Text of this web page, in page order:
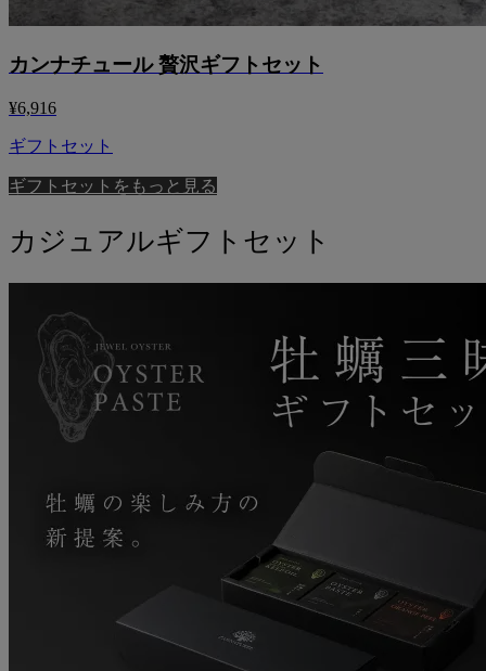
カンナチュール 贅沢ギフトセット
¥6,916
ギフトセット
ギフトセットをもっと見る
カジュアルギフトセット